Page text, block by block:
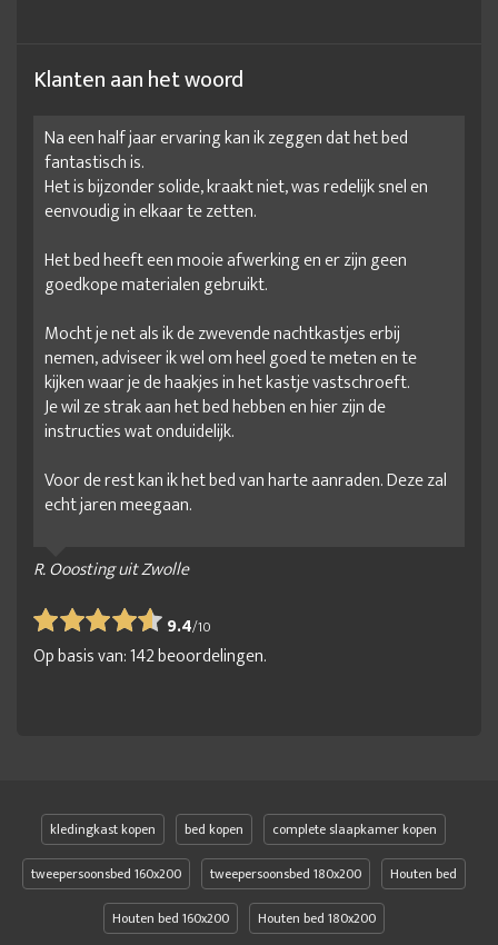
Klanten aan het woord
Na een half jaar ervaring kan ik zeggen dat het bed
fantastisch is.
Het is bijzonder solide, kraakt niet, was redelijk snel en
eenvoudig in elkaar te zetten.
Het bed heeft een mooie afwerking en er zijn geen
goedkope materialen gebruikt.
Mocht je net als ik de zwevende nachtkastjes erbij
nemen, adviseer ik wel om heel goed te meten en te
kijken waar je de haakjes in het kastje vastschroeft.
Je wil ze strak aan het bed hebben en hier zijn de
instructies wat onduidelijk.
Voor de rest kan ik het bed van harte aanraden. Deze zal
echt jaren meegaan.
R. Ooosting uit Zwolle
9.4/10
Op basis van:142beoordelingen.
kledingkast kopen bed kopen
complete slaapkamer kopen
tweepersoonsbed 160x200
tweepersoonsbed 180x200
Houten bed
Houten bed 160x200
Houten bed 180x200